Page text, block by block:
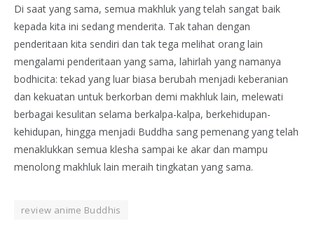
Di saat yang sama, semua makhluk yang telah sangat baik
kepada kita ini sedang menderita. Tak tahan dengan
penderitaan kita sendiri dan tak tega melihat orang lain
mengalami penderitaan yang sama, lahirlah yang namanya
bodhicita: tekad yang luar biasa berubah menjadi keberanian
dan kekuatan untuk berkorban demi makhluk lain, melewati
berbagai kesulitan selama berkalpa-kalpa, berkehidupan-
kehidupan, hingga menjadi Buddha sang pemenang yang telah
menaklukkan semua klesha sampai ke akar dan mampu
menolong makhluk lain meraih tingkatan yang sama.
review anime Buddhis